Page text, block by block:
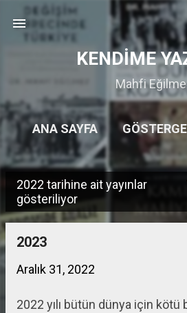
Ana içeriğe
KENDİME
Mahfi
ANA SAYFA
a
2022 tarihine ait yayınlar
gösteriliyor
2023
Aralık 31, 2022
2022 yılı bütün dünya için kötü